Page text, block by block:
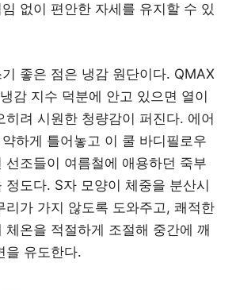
없이 편안한 자세를 유지할 수 있
좋은 점은 냉감 원단이다. QMAX
감 지수 덕분에 안고 있으면 열이
히려 시원한 청량감이 퍼진다. 에어
하게 틀어놓고 이 쿨 바디필로우
선조들이 여름철에 애용하던 죽부
정도다. S자 모양이 체중을 분산시
리가 가지 않도록 도와주고, 쾌적한
체온을 적절하게 조절해 중간에 깨
을 유도한다.